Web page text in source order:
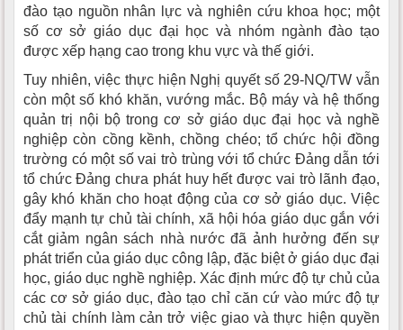
đào tạo nguồn nhân lực và nghiên cứu khoa học; một
số cơ sở giáo dục đại học và nhóm ngành đào tạo
được xếp hạng cao trong khu vực và thế giới.
Tuy nhiên, việc thực hiện Nghị quyết số 29-NQ/TW vẫn
còn một số khó khăn, vướng mắc. Bộ máy và hệ thống
quản trị nội bộ trong cơ sở giáo dục đại học và nghề
nghiệp còn cồng kềnh, chồng chéo; tổ chức hội đồng
trường có một số vai trò trùng với tổ chức Đảng dẫn tới
tổ chức Đảng chưa phát huy hết được vai trò lãnh đạo,
gây khó khăn cho hoạt động của cơ sở giáo dục. Việc
đẩy mạnh tự chủ tài chính, xã hội hóa giáo dục gắn với
cắt giảm ngân sách nhà nước đã ảnh hưởng đến sự
phát triển của giáo dục công lập, đặc biệt ở giáo dục đại
học, giáo dục nghề nghiệp. Xác định mức độ tự chủ của
các cơ sở giáo dục, đào tạo chỉ căn cứ vào mức độ tự
chủ tài chính làm cản trở việc giao và thực hiện quyền